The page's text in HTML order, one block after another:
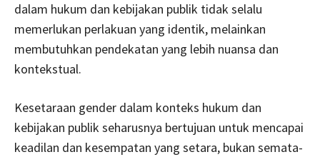
dalam hukum dan kebijakan publik tidak selalu
memerlukan perlakuan yang identik, melainkan
membutuhkan pendekatan yang lebih nuansa dan
kontekstual.
Kesetaraan gender dalam konteks hukum dan
kebijakan publik seharusnya bertujuan untuk mencapai
keadilan dan kesempatan yang setara, bukan semata-